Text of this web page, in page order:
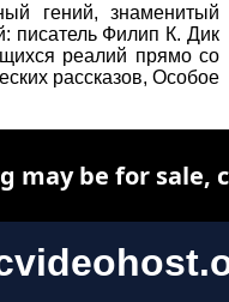
гений, знаменитый
писатель Филип К. Дик
реалий прямо со
рассказов, Особое